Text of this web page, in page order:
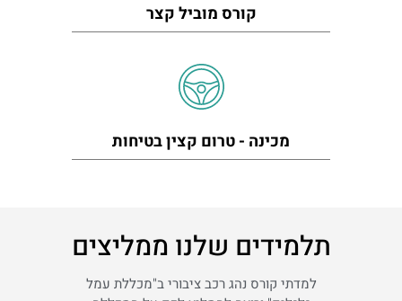
קורס מוביל קצר
מכינה - טרום קצין בטיחות
תלמידים שלנו ממליצים
למדתי קורס נהג רכב ציבורי ב"מכללת עמל